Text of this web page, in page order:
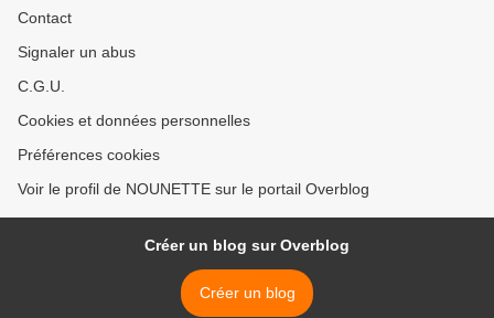
Contact
Signaler un abus
C.G.U.
Cookies et données personnelles
Préférences cookies
Voir le profil de NOUNETTE sur le portail Overblog
Créer un blog sur Overblog
Créer un blog